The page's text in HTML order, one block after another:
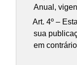
Anual,
Art. 4º –
sua
em